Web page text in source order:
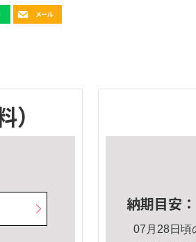
）
納期目安：
07月28日頃